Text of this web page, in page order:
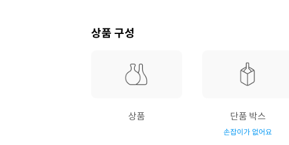
상품 구성
상품 단품 박스
손잡이가 없어요